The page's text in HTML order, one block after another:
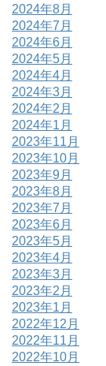
2024年8月
2024年7月
2024年6月
2024年5月
2024年4月
2024年3月
2024年2月
2024年1月
2023年11月
2023年10月
2023年9月
2023年8月
2023年7月
2023年6月
2023年5月
2023年4月
2023年3月
2023年2月
2023年1月
2022年12月
2022年11月
2022年10月